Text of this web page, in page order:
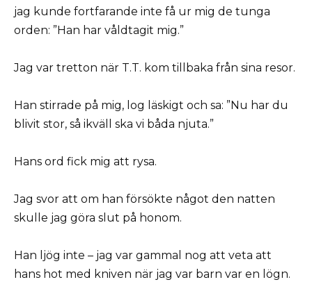
jag kunde fortfarande inte få ur mig de tunga
orden: ”Han har våldtagit mig.”
Jag var tretton när T.T. kom tillbaka från sina resor.
Han stirrade på mig, log läskigt och sa: ”Nu har du
blivit stor, så ikväll ska vi båda njuta.”
Hans ord fick mig att rysa.
Jag svor att om han försökte något den natten
skulle jag göra slut på honom.
Han ljög inte – jag var gammal nog att veta att
hans hot med kniven när jag var barn var en lögn.